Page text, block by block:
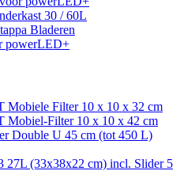
30 / 60L
Bladeren
powerLED+
Filter 10 x 10 x 32 cm
Filter 10 x 10 x 42 cm
Double U 45 cm (tot 450 L)
27L (33x38x22 cm) incl. Slider 5